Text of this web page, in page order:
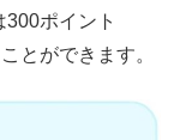
300ポイント
とができます。